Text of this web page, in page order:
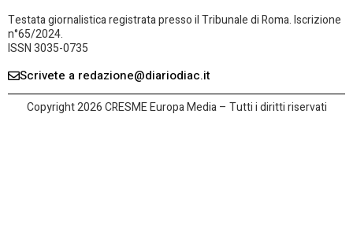
Testata giornalistica registrata presso il Tribunale di Roma. Iscrizione
n°65/2024.
ISSN 3035-0735
Scrivete a redazione@diariodiac.it
Copyright 2026 CRESME Europa Media – Tutti i diritti riservati